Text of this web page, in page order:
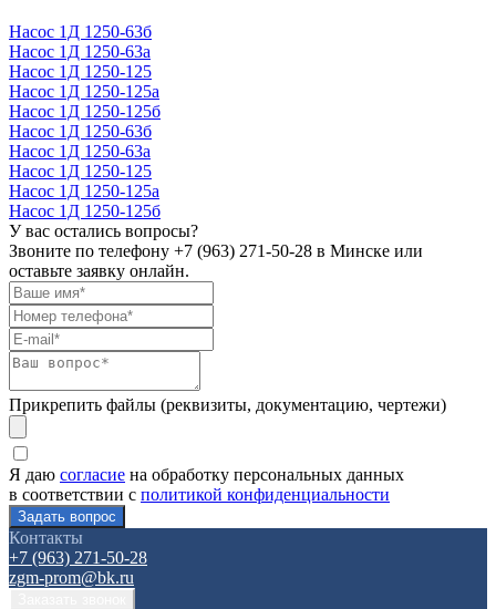
Насос 1Д 1250-63б
Насос 1Д 1250-63а
Насос 1Д 1250-125
Насос 1Д 1250-125а
Насос 1Д 1250-125б
Насос 1Д 1250-63б
Насос 1Д 1250-63а
Насос 1Д 1250-125
Насос 1Д 1250-125а
Насос 1Д 1250-125б
У вас остались вопросы?
Звоните по телефону +7 (963) 271-50-28 в Минске или
оставьте заявку онлайн.
Прикрепить файлы (реквизиты, документацию, чертежи)
Я даю согласие на обработку персональных данных
в соответствии с политикой конфиденциальности
Контакты
+7 (963) 271-50-28
zgm-prom@bk.ru